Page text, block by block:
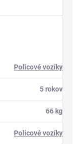
Policové vozíky
5 rokov
66 kg
Policové vozíky